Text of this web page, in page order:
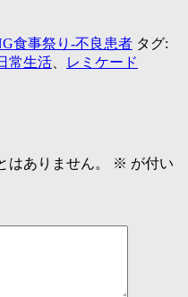
食事祭り-不良患者 タグ:
常生活 レミケード
はありません。 ※ が付い